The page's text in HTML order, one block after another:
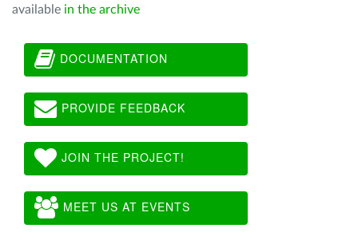
available in the archive
DOCUMENTATION
PROVIDE FEEDBACK
JOIN THE PROJECT!
MEET US AT EVENTS